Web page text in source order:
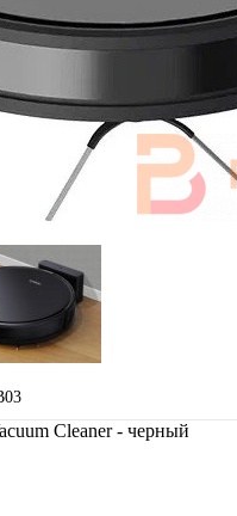
Cleaner - черный